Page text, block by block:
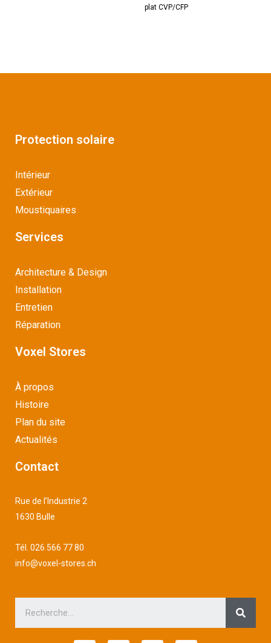
plat CVP/CFP
Protection solaire
Intérieur
Extérieur
Moustiquaires
Services
Architecture & Design
Installation
Entretien
Réparation
Voxel Stores
À propos
Histoire
Plan du site
Actualités
Contact
Rue de l’Industrie 2
1630 Bulle
Tél. 026 566 77 80
info@voxel-stores.ch